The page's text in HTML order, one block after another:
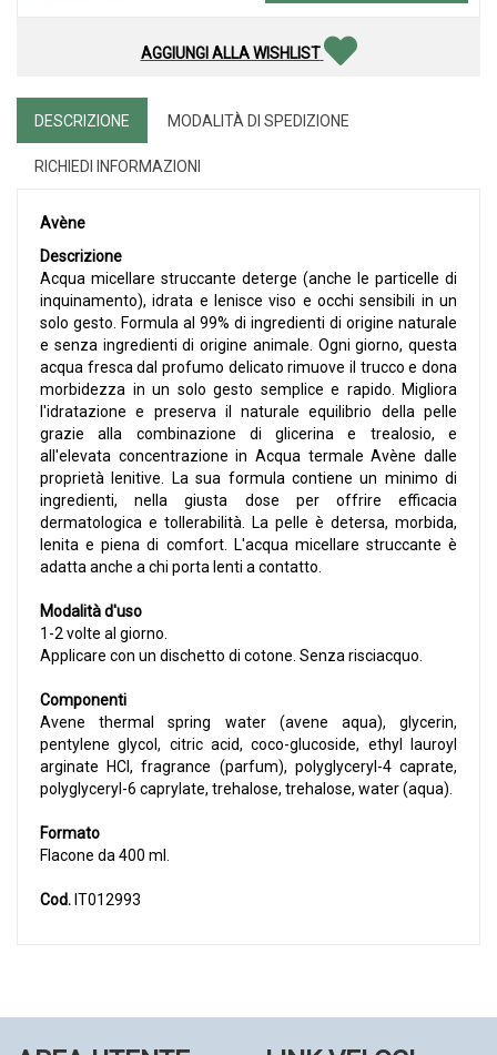
AGGIUNGI ALLA WISHLIST
DESCRIZIONE MODALITÀ DI SPEDIZIONE
RICHIEDI INFORMAZIONI
Avène
Descrizione
Acqua micellare struccante deterge (anche le particelle di
inquinamento), idrata e lenisce viso e occhi sensibili in un
solo gesto. Formula al 99% di ingredienti di origine naturale
e senza ingredienti di origine animale. Ogni giorno, questa
acqua fresca dal profumo delicato rimuove il trucco e dona
morbidezza in un solo gesto semplice e rapido. Migliora
l'idratazione e preserva il naturale equilibrio della pelle
grazie alla combinazione di glicerina e trealosio, e
all'elevata concentrazione in Acqua termale Avène dalle
proprietà lenitive. La sua formula contiene un minimo di
ingredienti, nella giusta dose per offrire efficacia
dermatologica e tollerabilità. La pelle è detersa, morbida,
lenita e piena di comfort. L'acqua micellare struccante è
adatta anche a chi porta lenti a contatto.
Modalità d'uso
1-2 volte al giorno.
Applicare con un dischetto di cotone. Senza risciacquo.
Componenti
Avene thermal spring water (avene aqua), glycerin,
pentylene glycol, citric acid, coco-glucoside, ethyl lauroyl
arginate HCl, fragrance (parfum), polyglyceryl-4 caprate,
polyglyceryl-6 caprylate, trehalose, trehalose, water (aqua).
Formato
Flacone da 400 ml.
Cod. IT012993